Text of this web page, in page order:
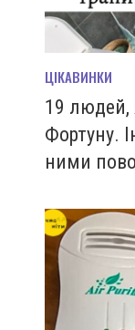
ЦІКАВИНКИ
19 людей,
Фортуну.
ними